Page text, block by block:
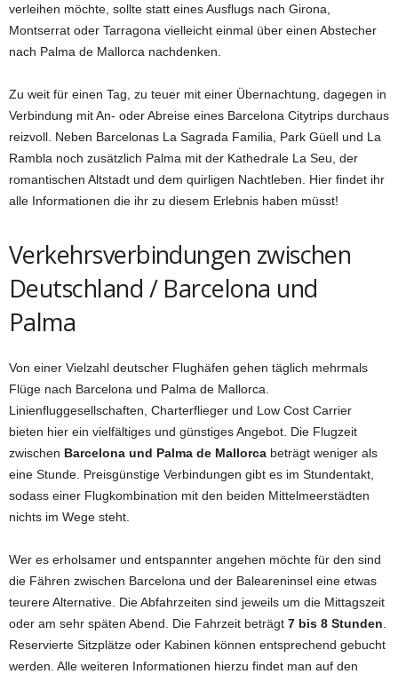
verleihen möchte, sollte statt eines Ausflugs nach Girona,
Montserrat oder Tarragona vielleicht einmal über einen Abstecher
nach Palma de Mallorca nachdenken.
Zu weit für einen Tag, zu teuer mit einer Übernachtung, dagegen in
Verbindung mit An- oder Abreise eines Barcelona Citytrips durchaus
reizvoll. Neben Barcelonas La Sagrada Familia, Park Güell und La
Rambla noch zusätzlich Palma mit der Kathedrale La Seu, der
romantischen Altstadt und dem quirligen Nachtleben. Hier findet ihr
alle Informationen die ihr zu diesem Erlebnis haben müsst!
Verkehrsverbindungen zwischen
Deutschland / Barcelona und
Palma
Von einer Vielzahl deutscher Flughäfen gehen täglich mehrmals
Flüge nach Barcelona und Palma de Mallorca.
Linienfluggesellschaften, Charterflieger und Low Cost Carrier
bieten hier ein vielfältiges und günstiges Angebot. Die Flugzeit
zwischen Barcelona und Palma de Mallorca beträgt weniger als
eine Stunde. Preisgünstige Verbindungen gibt es im Stundentakt,
sodass einer Flugkombination mit den beiden Mittelmeerstädten
nichts im Wege steht.
Wer es erholsamer und entspannter angehen möchte für den sind
die Fähren zwischen Barcelona und der Baleareninsel eine etwas
teurere Alternative. Die Abfahrzeiten sind jeweils um die Mittagszeit
oder am sehr späten Abend. Die Fahrzeit beträgt 7 bis 8 Stunden
Reservierte Sitzplätze oder Kabinen können entsprechend gebucht
werden. Alle weiteren Informationen hierzu findet man auf den